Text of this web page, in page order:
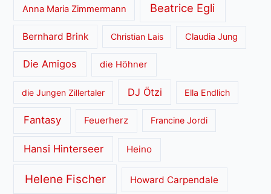
Anna Maria Zimmermann Beatrice Egli
Bernhard Brink Christian Lais Claudia Jung
Die Amigos die Höhner
die Jungen Zillertaler DJ Ötzi Ella Endlich
Fantasy Feuerherz Francine Jordi
Hansi Hinterseer Heino
Helene Fischer Howard Carpendale